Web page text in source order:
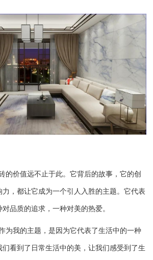
的价值远不止于此。它背后的故事，它的创
，都让它成为一个引人入胜的主题。它代表
品质的追求，一种对美的热爱。
为我的主题，是因为它代表了生活中的一种
看到了日常生活中的美，让我们感受到了生